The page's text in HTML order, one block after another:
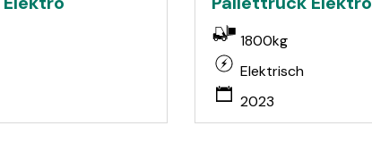
1800kg
Elektrisch
2023